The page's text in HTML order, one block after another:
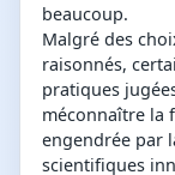
beaucoup.
Malgré des
raisonnés,
pratiques
méconnaître la
engendrée par
scientifiques